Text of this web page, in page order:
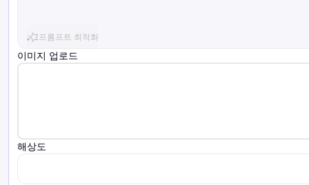
프롬프트 최적화
이미지 업로드
해상도